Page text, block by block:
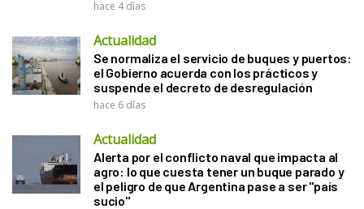
hace 4 días
Actualidad
Se normaliza el servicio de buques y puertos:
el Gobierno acuerda con los prácticos y
suspende el decreto de desregulación
hace 6 días
Actualidad
Alerta por el conflicto naval que impacta al
agro: lo que cuesta tener un buque parado y
el peligro de que Argentina pase a ser "país
sucio"